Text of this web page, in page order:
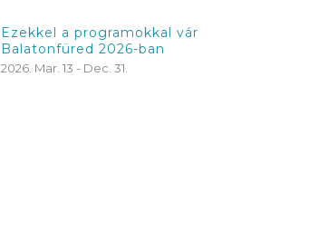
Ezekkel a programokkal vár
Balatonfüred 2026-ban
2026. Mar. 13 - Dec. 31.